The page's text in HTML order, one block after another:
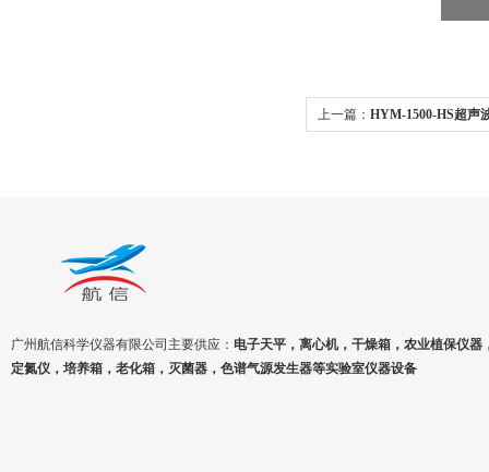
上一篇： HYM-1500-HS超声
广州航信科学仪器有限公司主要供应： 电子天平，离心机，干燥箱，农业植保仪器
定氮仪，培养箱，老化箱，灭菌器，色谱气源发生器等实验室仪器设备